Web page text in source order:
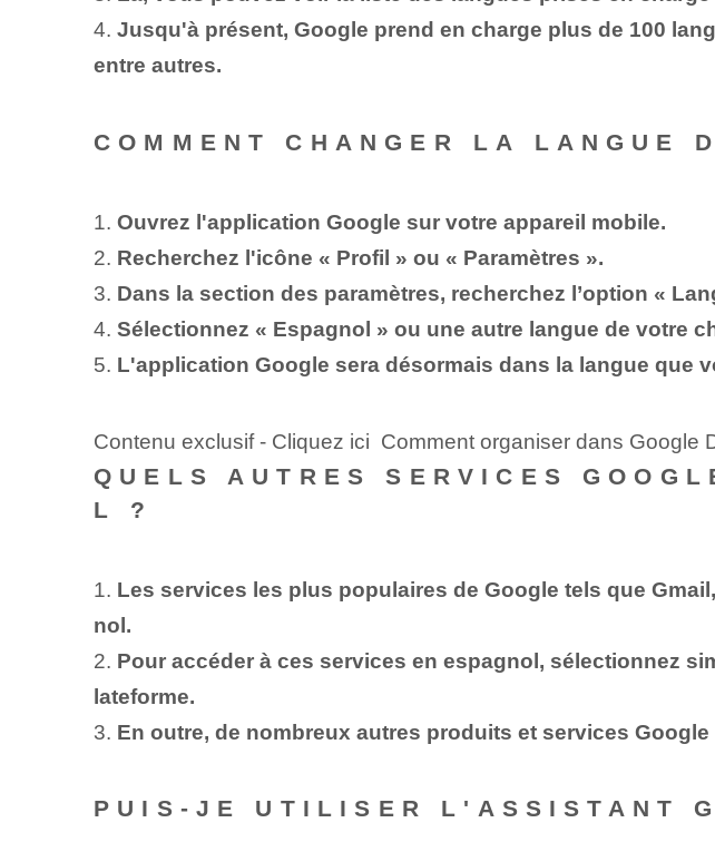
4. Jusqu'à présent, Google prend en charge plus de 100
entre autres.
COMMENT CHANGER LA LANGUE
1. Ouvrez l'application Google sur votre appareil mobile.
2. Recherchez l'icône « Profil » ou « Paramètres ».
3. Dans la section des paramètres, recherchez l’option «
4. Sélectionnez « Espagnol » ou une autre langue de votre
5. L'application Google sera désormais dans la langue que
Contenu exclusif - Cliquez ici Comment organiser dans Google
QUELS AUTRES SERVICES
L ?
1. Les services les plus populaires de Google tels que
nol.
2. Pour accéder à ces services en espagnol, sélectionnez
lateforme.
3. En outre, de nombreux autres produits et services
PUIS-JE UTILISER L'ASSISTANT